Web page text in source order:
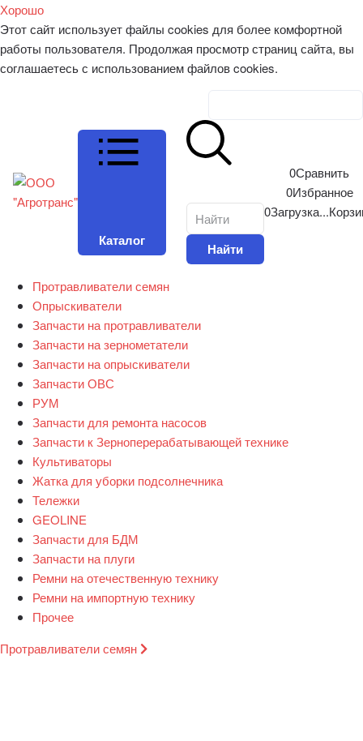
Хорошо
Этот сайт использует файлы cookies для более комфортной
работы пользователя. Продолжая просмотр страниц сайта, вы
соглашаетесь с использованием файлов cookies.
Каталог
Найти
0Сравнить
0Избранное
0Загрузка...
Протравливатели семян
Опрыскиватели
Запчасти на протравливатели
Запчасти на зернометатели
Запчасти на опрыскиватели
Запчасти ОВС
РУМ
Запчасти для ремонта насосов
Запчасти к Зерноперерабатывающей технике
Культиваторы
Жатка для уборки подсолнечника
Тележки
GEOLINE
Запчасти для БДМ
Запчасти на плуги
Ремни на отечественную технику
Ремни на импортную технику
Прочее
Протравливатели семян